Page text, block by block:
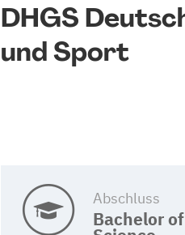
DHGS
und Sport
Abschluss
Bachelor of